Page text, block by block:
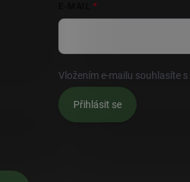
Vložením e-mailu souhlasíte s
Přihlásit se